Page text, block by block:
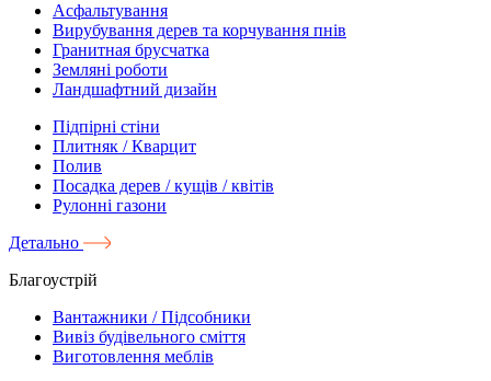
Асфальтування
Вирубування дерев та корчування пнів
Гранитная брусчатка
Земляні роботи
Ландшафтний дизайн
Підпірні стіни
Плитняк / Кварцит
Полив
Посадка дерев / кущів / квітів
Рулонні газони
Детально
Благоустрій
Вантажники / Підсобники
Вивіз будівельного сміття
Виготовлення меблів